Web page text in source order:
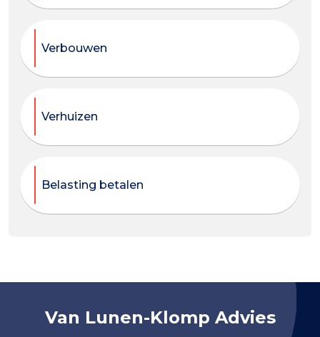
Verbouwen
Verhuizen
Belasting betalen
Van Lunen-Klomp Advies